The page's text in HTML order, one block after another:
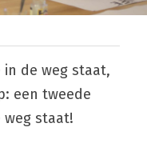
de weg staat,
een tweede
staat!